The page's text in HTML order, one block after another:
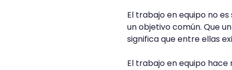
El trabajo en equipo no
un objetivo común. Que
significa que entre ellas
El trabajo en equipo hace